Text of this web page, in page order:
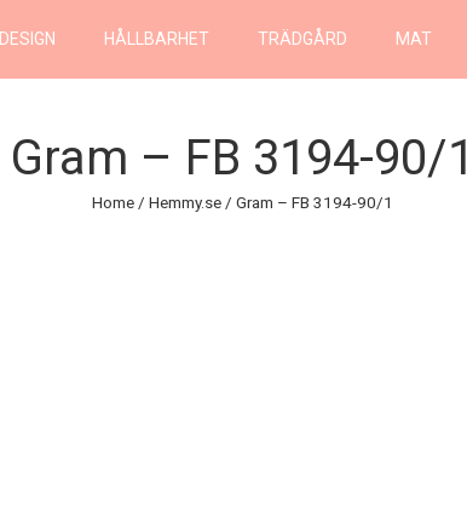
DESIGN HÅLLBARHET TRÄDGÅRD MAT
Gram – FB 3194-90/1
Home/ Hemmy.se/ Gram – FB 3194-90/1